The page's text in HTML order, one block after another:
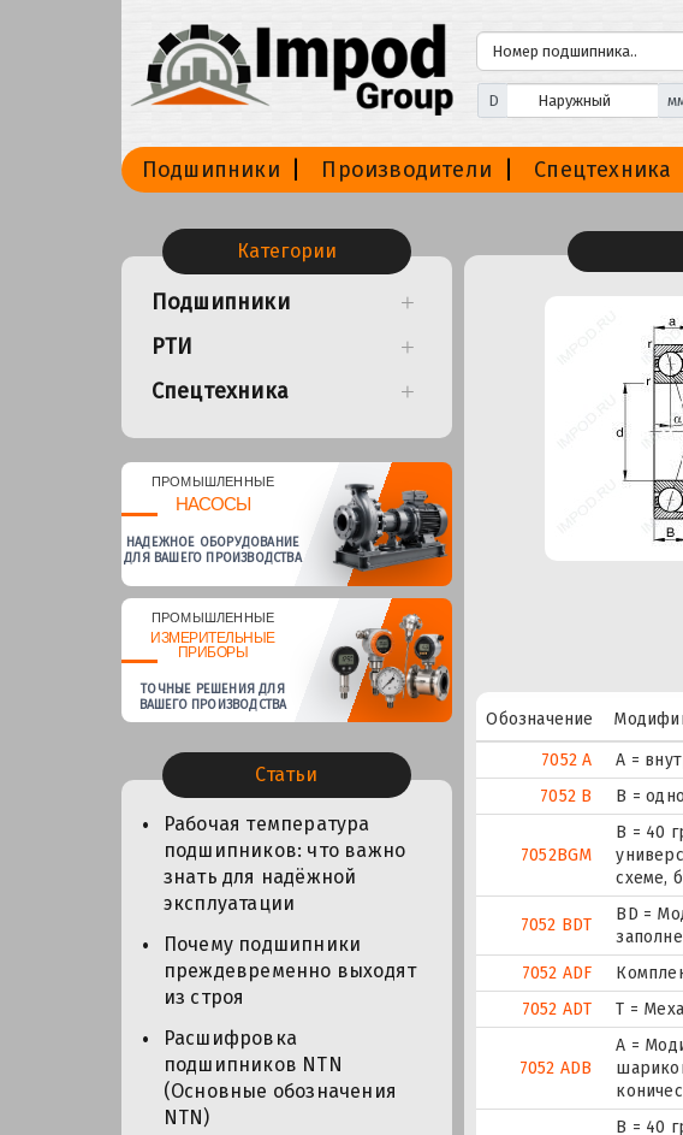
D
Подшипники Производители Спецтехника
Категории
Подшипники
РТИ
Спецтехника
ПРОМЫШЛЕННЫЕ
НАСОСЫ
НАДЕЖНОЕ ОБОРУДОВАНИЕ
ДЛЯ ВАШЕГО ПРОИЗВОДСТВА
ПРОМЫШЛЕННЫЕ
ИЗМЕРИТЕЛЬНЫЕ
ПРИБОРЫ
ТОЧНЫЕ РЕШЕНИЯ ДЛЯ
ВАШЕГО ПРОИЗВОДСТВА
Статьи
Рабочая температура
подшипников: что важно
знать для надёжной
эксплуатации
Почему подшипники
преждевременно выходят
из строя
Расшифровка
подшипников NTN
(Основные обозначения
NTN)
Обозначение
7052 A
A =
7052 B
B =
7052BGM
B = 40
схеме,
7052 BDT
BD =
7052 ADF
7052 ADT
T =
7052 ADB
A =
B = 40